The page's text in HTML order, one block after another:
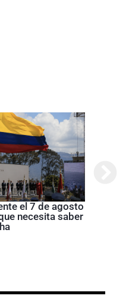
el 7 de agosto
necesita saber